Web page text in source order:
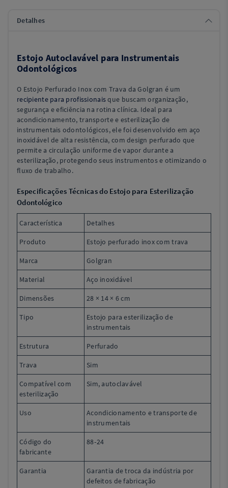
Detalhes
Estojo Autoclavável para Instrumentais
Odontológicos
O Estojo Perfurado Inox com Trava da Golgran é um
recipiente para profissionaisque buscam organização,
segurança e eficiência na rotina clínica. Ideal para
acondicionamento, transporte e esterilização de
instrumentais odontológicos, ele foi desenvolvido em aço
inoxidável de alta resistência, com design perfurado que
permite a circulação uniforme de vapor durante a
esterilização, protegendo seus instrumentos e otimizando o
fluxo de trabalho.
Especificações Técnicas do Estojo para Esterilização
Odontológico
Característica Detalhes
Produto Estojo perfurado inox com trava
Marca Golgran
Material Aço inoxidável
Dimensões 28 × 14 × 6 cm
Tipo
Estojo para esterilização de
instrumentais
Estrutura Perfurado
Trava Sim
Compatível com
esterilização
Sim, autoclavável
Uso
Acondicionamento e transporte de
instrumentais
Código do
fabricante
88‑24
Garantia
Garantia de troca da indústria por
defeitos de fabricação